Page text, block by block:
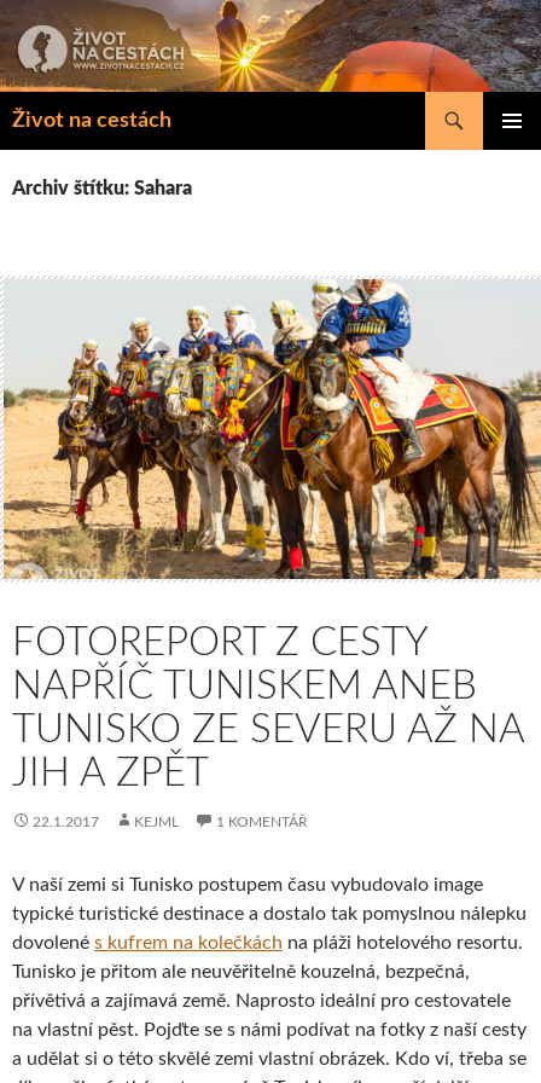
k
obsahu
Život na cestách
Hledat
Archiv štítku: Sahara
FOTOREPORT Z CESTY
NAPŘÍČ TUNISKEM ANEB
TUNISKO ZE SEVERU AŽ NA
JIH A ZPĚT
22.1.2017 KEJML 1 KOMENTÁŘ
V naší zemi si Tunisko postupem času vybudovalo image
typické turistické destinace a dostalo tak pomyslnou nálepku
dovolené s kufrem na kolečkách na pláži hotelového resortu.
Tunisko je přitom ale neuvěřitelně kouzelná, bezpečná,
přívětivá a zajímavá země. Naprosto ideální pro cestovatele
na vlastní pěst. Pojďte se s námi podívat na fotky z naší cesty
a udělat si o této skvělé zemi vlastní obrázek. Kdo ví, třeba se